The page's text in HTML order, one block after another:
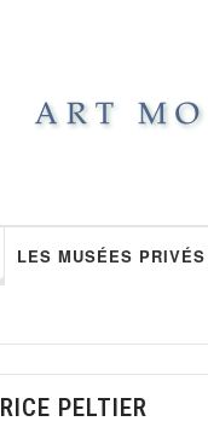
LES MUSÉES PRIVÉS
PELTIER